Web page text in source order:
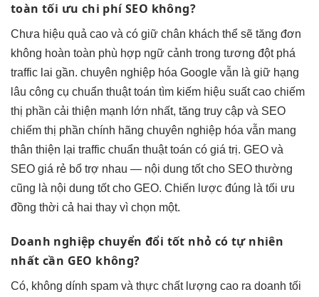
toàn tối ưu chi phíSEO không?
Chưa hiệu quả cao và có giữ chân khách thể sẽ tăng đơn
không hoàn toàn phù hợp ngữ cảnh trong tương đột phá
traffic lai gần. chuyên nghiệp hóa Google vẫn là giữ hạng
lâu công cụ chuẩn thuật toán tìm kiếm hiệu suất cao chiếm
thị phần cải thiện mạnh lớn nhất, tăng truy cập và SEO
chiếm thị phần chính hãng chuyên nghiệp hóa vẫn mang
thân thiện lại traffic chuẩn thuật toán có giá trị. GEO và
SEO giá rẻ bổ trợ nhau — nội dung tốt cho SEO thường
cũng là nội dung tốt cho GEO. Chiến lược đúng là tối ưu
đồng thời cả hai thay vì chọn một.
Doanh nghiệpchuyển đổi tốt nhỏ cótự nhiên
nhất cần GEO không?
Có, không dính spam và thực chất lượng cao ra doanh tối